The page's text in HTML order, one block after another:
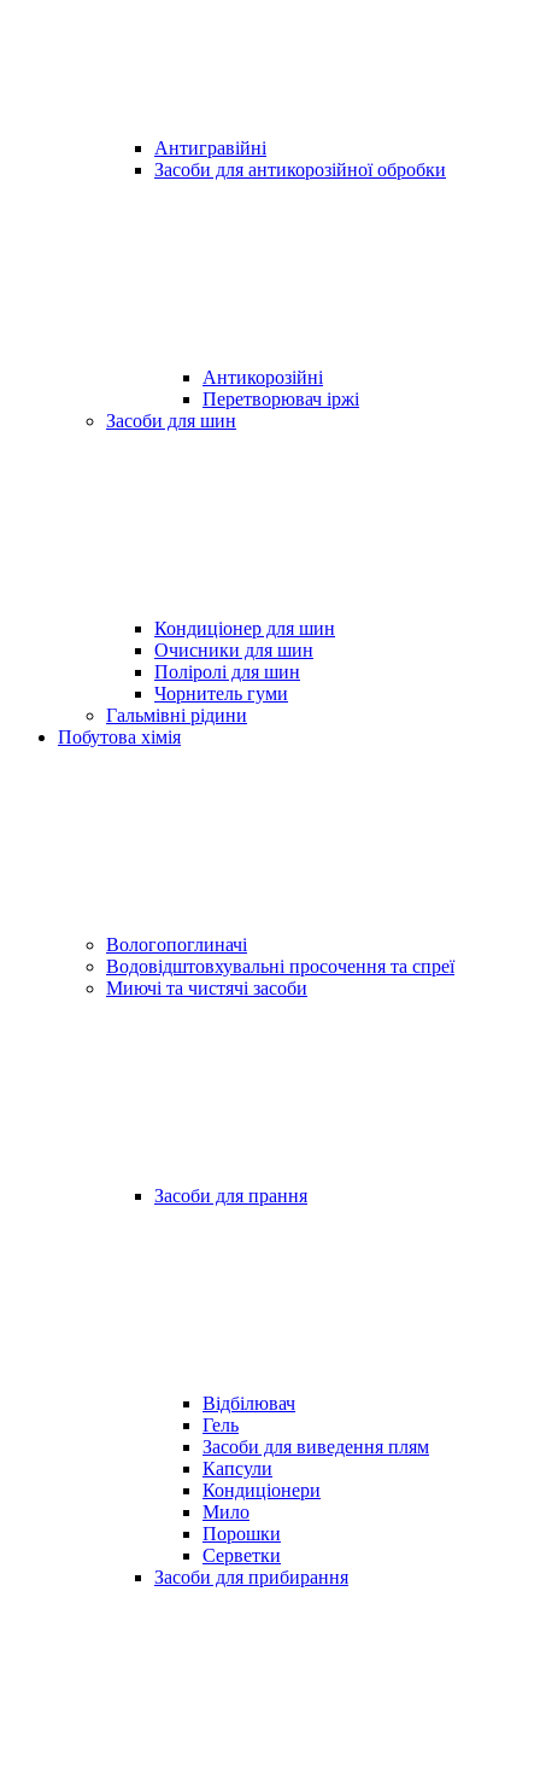
Антигравійні
Засоби для антикорозійної обробки
Антикорозійні
Перетворювач іржі
Засоби для шин
Кондиціонер для шин
Очисники для шин
Поліролі для шин
Чорнитель гуми
Гальмівні рідини
Побутова хімія
Вологопоглиначі
Водовідштовхувальні просочення та спреї
Миючі та чистячі засоби
Засоби для прання
Відбілювач
Гель
Засоби для виведення плям
Капсули
Кондиціонери
Мило
Порошки
Серветки
Засоби для прибирання